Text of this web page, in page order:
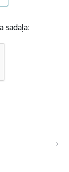
sadaļā: